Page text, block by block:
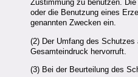
Zustimmung zu benutzen.
oder die Benutzung eines
genannten Zwecken ein.
(2) Der Umfang des
Gesamteindruck hervorruft.
(3) Bei der Beurteilung des